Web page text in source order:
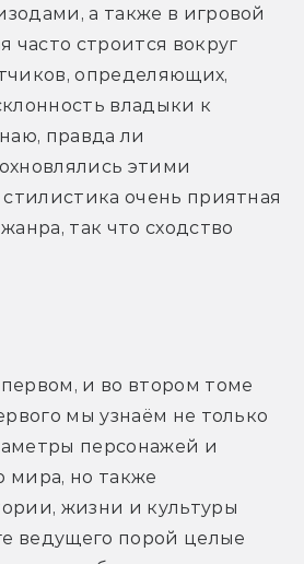
а также в игровой
часто строится вокруг
определяющих,
владыки к
правда ли
этими
очень приятная
так что сходство
и во втором томе
мы узнаём не только
персонажей и
мира, но также
жизни и культуры
ведущего порой целые